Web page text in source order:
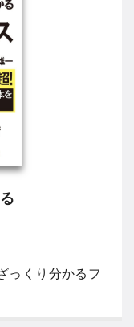
っくり分かるフ